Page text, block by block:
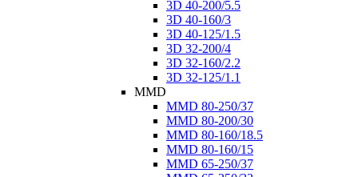
3D 40-200/5.5
3D 40-160/3
3D 40-125/1.5
3D 32-200/4
3D 32-160/2.2
3D 32-125/1.1
MMD
MMD 80-250/37
MMD 80-200/30
MMD 80-160/18.5
MMD 80-160/15
MMD 65-250/37